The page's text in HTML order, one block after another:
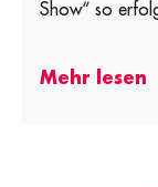
Show“ so
Mehr lesen